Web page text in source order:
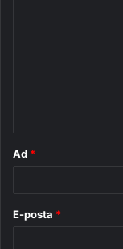
Ad *
E-posta *